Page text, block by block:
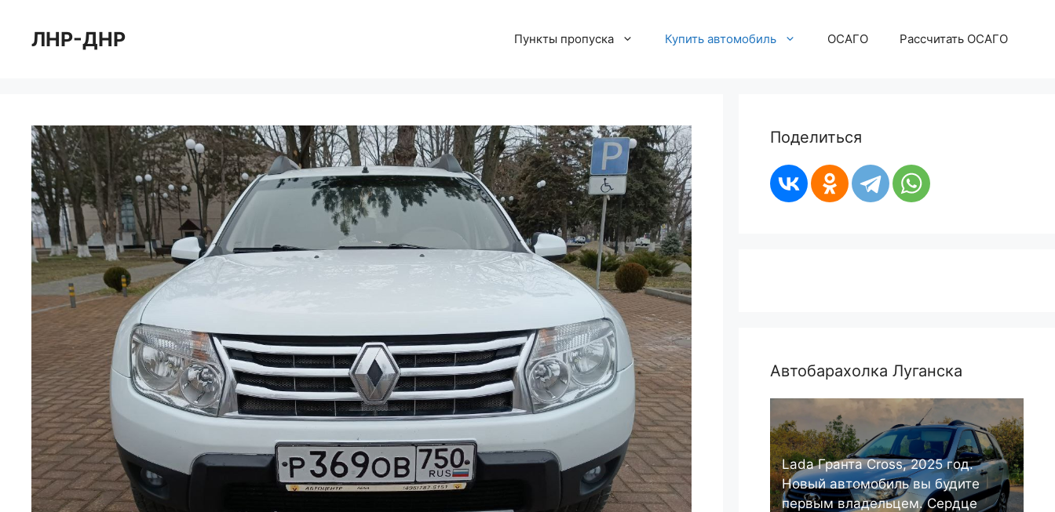
содержимому
ЛНР-ДНР Пункты пропуска Купить автомобиль ОСАГО Рассчитать ОСАГО
Поделиться
Автобарахолка Луганска
Lada Гранта Cross, 2025 год.
Новый автомобиль вы будите
первым владельцем. Сердце